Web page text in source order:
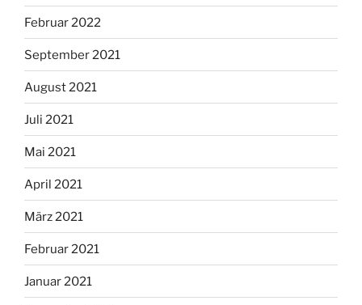
Februar 2022
September 2021
August 2021
Juli 2021
Mai 2021
April 2021
März 2021
Februar 2021
Januar 2021